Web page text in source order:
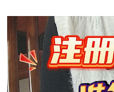
公司门店地址
新疆乌市新医路89号新星大厦14